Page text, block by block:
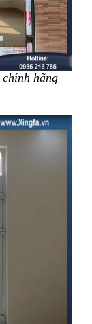
chính hãng